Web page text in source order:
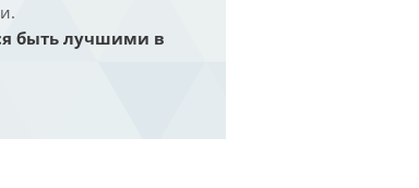
быть лучшими в